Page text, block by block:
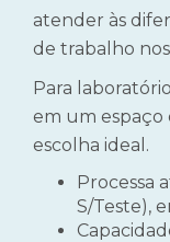
atender às
de trabalho
Para
em um espaço
escolha ideal.
Processa
S/Teste),